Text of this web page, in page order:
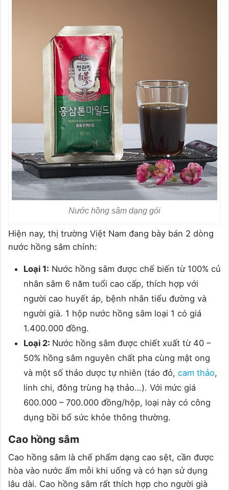
Nước hồng sâm dạng gói
Hiện nay, thị trường Việt Nam đang bày bán 2 dòng
nước hồng sâm chính:
Loại 1: Nước hồng sâm được chế biến từ 100% củ
nhân sâm 6 năm tuổi cao cấp, thích hợp với
người cao huyết áp, bệnh nhân tiểu đường và
người già. 1 hộp nước hồng sâm loại 1 có giá
1.400.000 đồng.
Loại 2: Nước hồng sâm được chiết xuất từ 40 –
50% hồng sâm nguyên chất pha cùng mật ong
và một số thảo dược tự nhiên (táo đỏ, cam thảo,
linh chi, đông trùng hạ thảo…). Với mức giá
600.000 – 700.000 đồng/hộp, loại này có công
dụng bồi bổ sức khỏe thông thường.
Cao hồng sâm
Cao hồng sâm là chế phẩm dạng cao sệt, cần được
hòa vào nước ấm mỗi khi uống và có hạn sử dụng
lâu dài. Cao hồng sâm rất thích hợp cho người già